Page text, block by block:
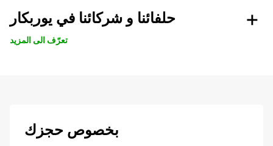
حلفائنا و شركائنا في يوربكار
تعرّف الى المزيد
بخصوص حجزك